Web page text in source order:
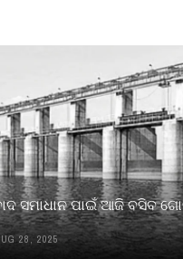
ସମାଧାନ ପାଇଁ ଆଜି ବସିବ
28, 2025